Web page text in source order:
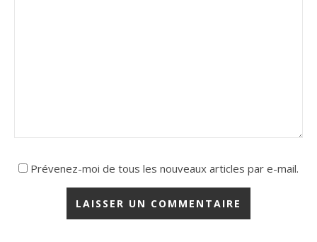
Prévenez-moi de tous les nouveaux articles par e-mail.